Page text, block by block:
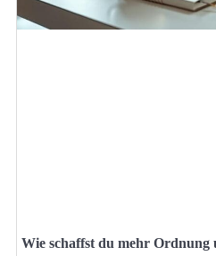
Wie schaffst du mehr Ordnung